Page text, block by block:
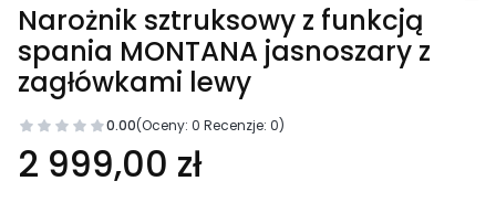
Narożnik sztruksowy z funkcją
spania MONTANA jasnoszary z
zagłówkami lewy
0.00(Oceny: 0 Recenzje: 0)
2 999,00 zł